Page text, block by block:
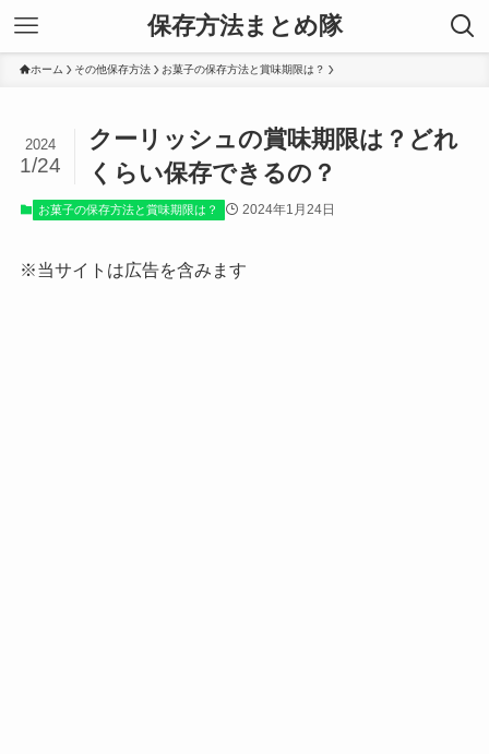
保存方法まとめ隊
ホーム その他保存方法 お菓子の保存方法と賞味期限は？
クーリッシュの賞味期限は？どれ
くらい保存できるの？
2024
1/24
お菓子の保存方法と賞味期限は？ 2024年1月24日
※当サイトは広告を含みます